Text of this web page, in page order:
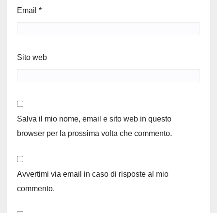
Email *
Sito web
Salva il mio nome, email e sito web in questo
browser per la prossima volta che commento.
Avvertimi via email in caso di risposte al mio
commento.